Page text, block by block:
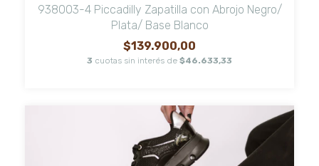
938003-4 Piccadilly Zapatilla con Abrojo Negro/
Plata/ Base Blanco
$139.900,00
3 cuotas sin interés de $46.633,33